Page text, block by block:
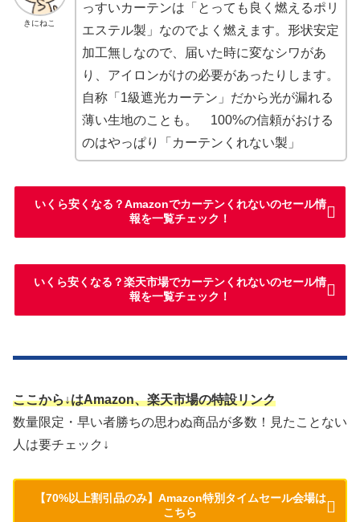
きにねこ
っすいカーテンは「とっても良く燃えるポリ
エステル製」なのでよく燃えます。形状安定
加工無しなので、届いた時に変なシワがあ
り、アイロンがけの必要があったりします。
自称「1級遮光カーテン」だから光が漏れる
薄い生地のことも。 100%の信頼がおける
のはやっぱり「カーテンくれない製」
いくら安くなる？Amazonでカーテンくれないのセール情
報を一覧チェック！
いくら安くなる？楽天市場でカーテンくれないのセール情
報を一覧チェック！
ここから↓はAmazon、楽天市場の特設リンク
数量限定・早い者勝ちの思わぬ商品が多数！見たことない
人は要チェック↓
【70%以上割引品のみ】Amazon特別タイムセール会場は
こちら